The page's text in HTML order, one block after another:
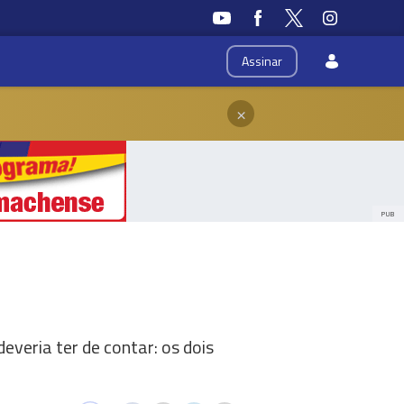
Assinar
×
PUB
ter de contar: os dois